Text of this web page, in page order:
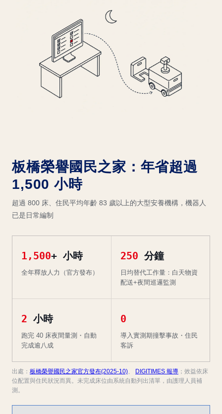
板橋榮譽國民之家：年省超過
1,500 小時
超過 800 床、住民平均年齡 83 歲以上的大型安養機構，機器人
已是日常編制
1,500+ 小時
全年釋放人力（官方發布）
250 分鐘
日均替代工作量：白天物資
配送+夜間巡邏監測
2 小時
跑完 40 床夜間量測・自動
完成逾八成
0
導入實測期撞擊事故・住民
客訴
出處： 板橋榮譽國民之家官方發布(2025-10) DIGITIMES 報導 ；效益依床
位配置與住民狀況而異。未完成床位由系統自動列出清單，由護理人員補
測。